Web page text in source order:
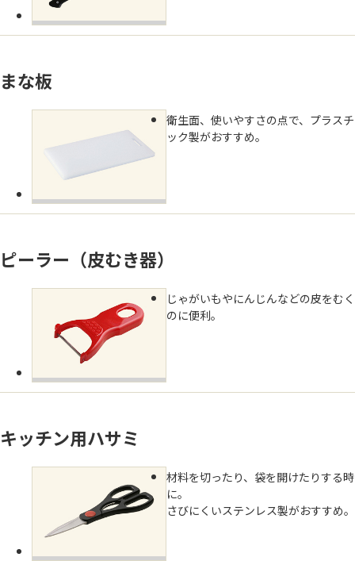
まな板
衛生面、使いやすさの点で、プラスチ
ック製がおすすめ。
ピーラー（皮むき器）
じゃがいもやにんじんなどの皮をむく
のに便利。
キッチン用ハサミ
材料を切ったり、袋を開けたりする時
に。
さびにくいステンレス製がおすすめ。